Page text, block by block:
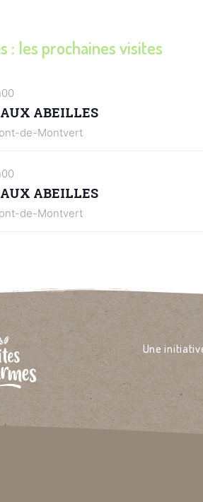
: les prochaines visites
AUX ABEILLES
de-Montvert
AUX ABEILLES
de-Montvert
Une